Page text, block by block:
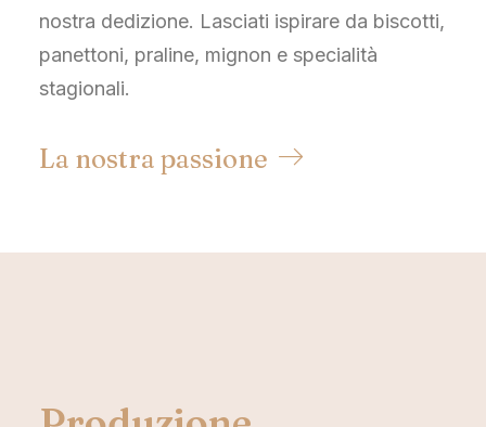
nostra dedizione. Lasciati ispirare da biscotti,
panettoni, praline, mignon e specialità
stagionali.
La nostra passione